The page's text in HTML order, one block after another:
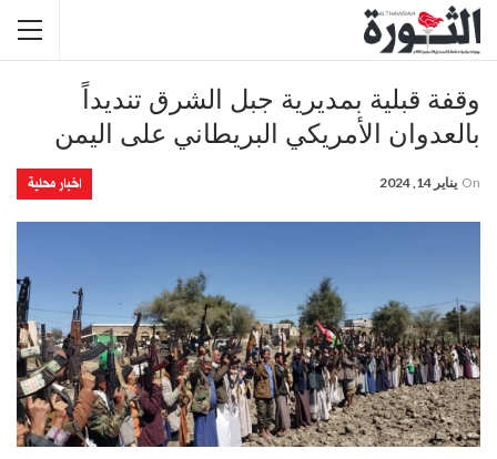
وقفة قبلية بمديرية جبل الشرق تنديداً
بالعدوان الأمريكي البريطاني على اليمن
اخبار محلية On يناير 14, 2024